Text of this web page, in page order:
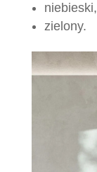
niebieski,
zielony.